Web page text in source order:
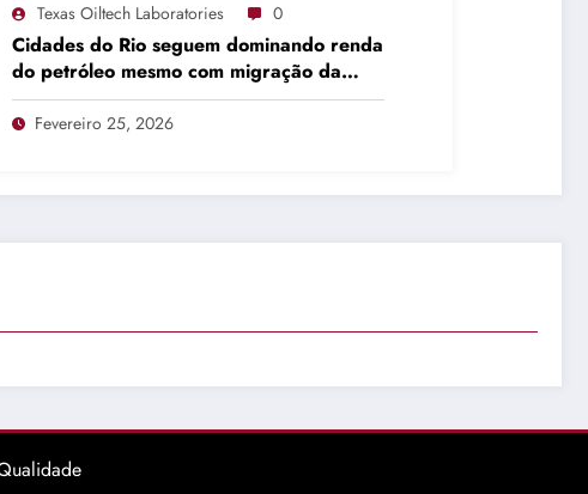
Texas Oiltech Laboratories 0
Cidades do Rio seguem dominando renda
do petróleo mesmo com migração da
produção
Fevereiro 25, 2026